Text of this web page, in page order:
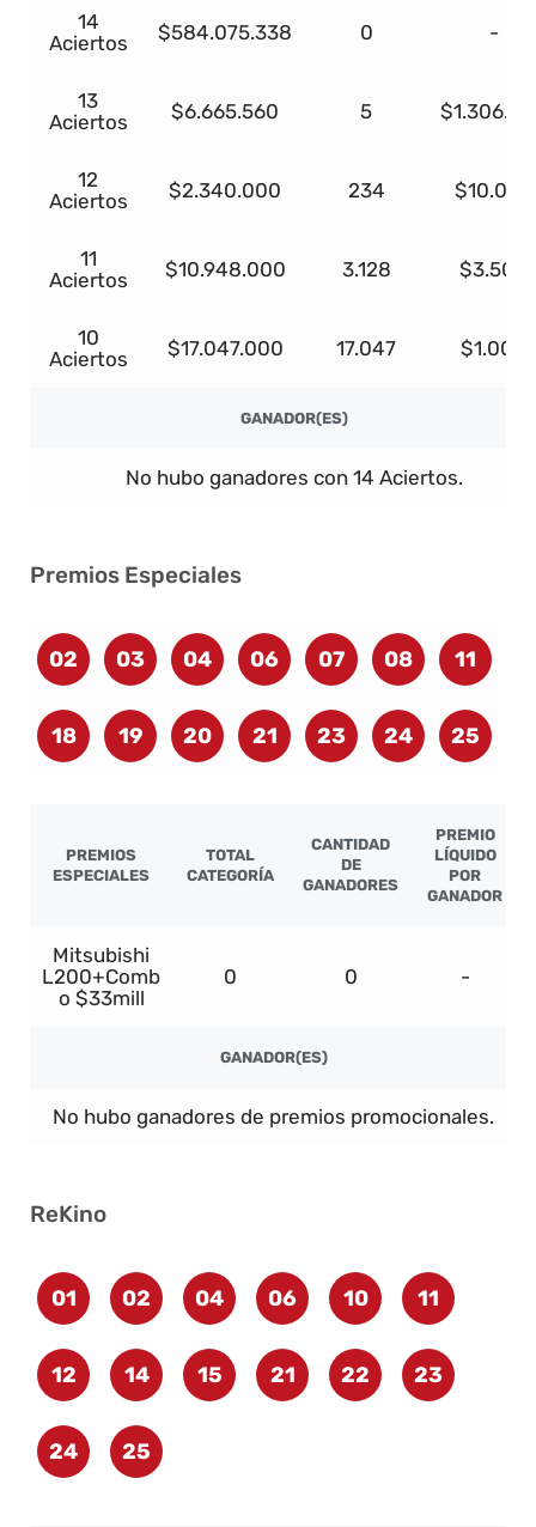
14
Aciertos
$584.075.338 0 -
13
Aciertos
$6.665.560 5
12
Aciertos
$2.340.000 234 $10.000
11
Aciertos
$10.948.000 3.128 $3.500
10
Aciertos
$17.047.000 17.047 $1.000
GANADOR(ES)
No hubo ganadores con 14 Aciertos.
Premios Especiales
02 03 04 06 07 08 11
18 19 20 21 23 24 25
PREMIOS
ESPECIALES
TOTAL
CATEGORÍA
CANTIDAD
DE
GANADORES
PREMIO
LÍQUIDO
POR
GANADOR
Mitsubishi
L200+Comb
o $33mill
0 0 -
GANADOR(ES)
No hubo ganadores de premios promocionales.
ReKino
01 02 04 06 10 11
12 14 15 21 22 23
24 25